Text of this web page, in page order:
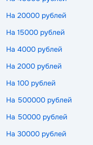
На 20000 рублей
На 15000 рублей
На 4000 рублей
На 2000 рублей
На 100 рублей
На 500000 рублей
На 50000 рублей
На 30000 рублей